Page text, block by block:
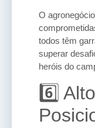
O
todos têm
superar
heróis do
6️⃣